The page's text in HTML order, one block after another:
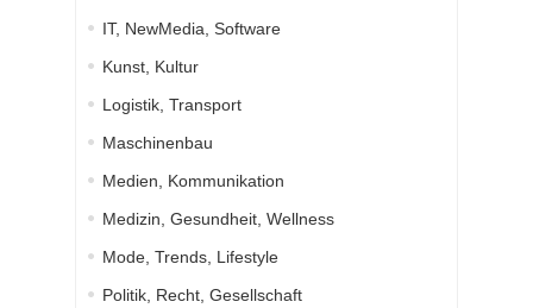
IT, NewMedia, Software
Kunst, Kultur
Logistik, Transport
Maschinenbau
Medien, Kommunikation
Medizin, Gesundheit, Wellness
Mode, Trends, Lifestyle
Politik, Recht, Gesellschaft